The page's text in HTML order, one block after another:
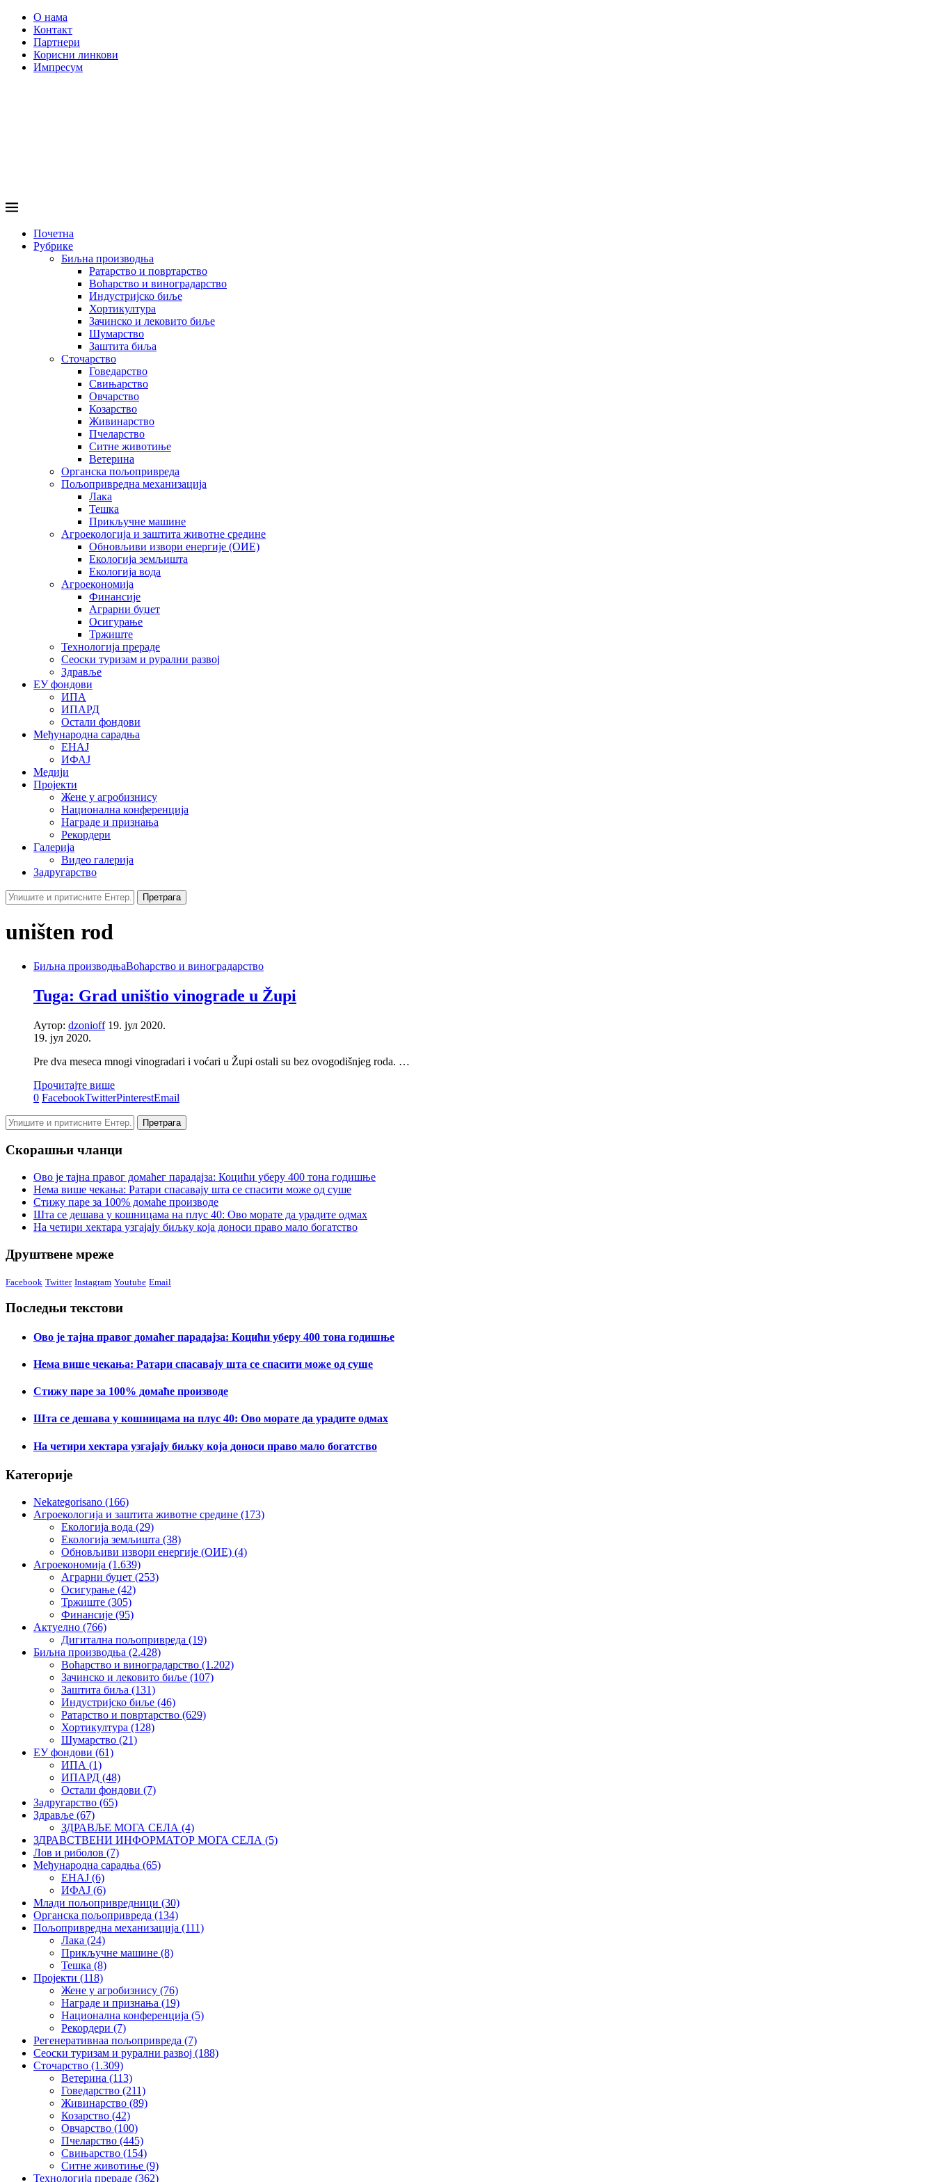
О нама
Контакт
Партнери
Корисни линкови
Импресум
Почетна
Рубрике
Биљна производња
Ратарство и повртарство
Воћарство и виноградарство
Индустријско биље
Хортикултура
Зачинско и лековито биље
Шумарство
Заштита биља
Сточарство
Говедарство
Свињарство
Овчарство
Козарство
Живинарство
Пчеларство
Ситне животиње
Ветерина
Органска пољопривреда
Пољопривредна механизација
Лака
Тешка
Прикључне машине
Агроекологија и заштита животне средине
Обновљиви извори енергије (ОИЕ)
Екологија земљишта
Екологија вода
Агроекономија
Финансије
Аграрни буџет
Осигурање
Тржиште
Технологија прераде
Сеоски туризам и рурални развој
Здравље
ЕУ фондови
ИПА
ИПАРД
Остали фондови
Међународна сарадња
ЕНАЈ
ИФАЈ
Медији
Пројекти
Жене у агробизнису
Национална конференција
Награде и признања
Рекордери
Галерија
Видео галерија
Задругарство
Претрага
uništen rod
Биљна производњаВоћарство и виноградарство
Tuga: Grad uništio vinograde u Župi
Аутор: dzonioff 19. јул 2020.
19. јул 2020.
Pre dva meseca mnogi vinogradari i voćari u Župi ostali su bez ovogodišnjeg roda. …
Прочитајте више
0 FacebookTwitterPinterestEmail
Скорашњи чланци
Ово је тајна правог домаћег парадајза: Коцићи уберу 400 тона годишње
Нема више чекања: Ратари спасавају шта се спасити може од суше
Стижу паре за 100% домаће производе
Шта се дешава у кошницама на плус 40: Ово морате да урадите одмах
На четири хектара узгајају биљку која доноси право мало богатство
Друштвене мреже
Facebook Twitter Instagram Youtube Email
Последњи текстови
Ово је тајна правог домаћег парадајза: Коцићи уберу 400 тона годишње
Нема више чекања: Ратари спасавају шта се спасити може од суше
Стижу паре за 100% домаће производе
Шта се дешава у кошницама на плус 40: Ово морате да урадите одмах
На четири хектара узгајају биљку која доноси право мало богатство
Категорије
Nekategorisano (166)
Агроекологија и заштита животне средине (173)
Екологија вода (29)
Екологија земљишта (38)
Обновљиви извори енергије (ОИЕ) (4)
Агроекономија (1.639)
Аграрни буџет (253)
Осигурање (42)
Тржиште (305)
Финансије (95)
Актуелно (766)
Дигитална пољопривреда (19)
Биљна производња (2.428)
Воћарство и виноградарство (1.202)
Зачинско и лековито биље (107)
Заштита биља (131)
Индустријско биље (46)
Ратарство и повртарство (629)
Хортикултура (128)
Шумарство (21)
ЕУ фондови (61)
ИПА (1)
ИПАРД (48)
Остали фондови (7)
Задругарство (65)
Здравље (67)
ЗДРАВЉЕ МОГА СЕЛА (4)
ЗДРАВСТВЕНИ ИНФОРМАТОР МОГА СЕЛА (5)
Лов и риболов (7)
Међународна сарадња (65)
ЕНАЈ (6)
ИФАЈ (6)
Млади пољопривредници (30)
Органска пољопривреда (134)
Пољопривредна механизација (111)
Лака (24)
Прикључне машине (8)
Тешка (8)
Пројекти (118)
Жене у агробизнису (76)
Награде и признања (19)
Национална конференција (5)
Рекордери (7)
Регенеративнаа пољопривреда (7)
Сеоски туризам и рурални развој (188)
Сточарство (1.309)
Ветерина (113)
Говедарство (211)
Живинарство (89)
Козарство (42)
Овчарство (100)
Пчеларство (445)
Свињарство (154)
Ситне животиње (9)
Технологија прераде (362)